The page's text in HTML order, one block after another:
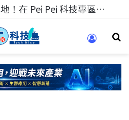
科技人的經驗傳承地！在 Pei Pei 科技專區，與學弟妹交流最硬核的技術